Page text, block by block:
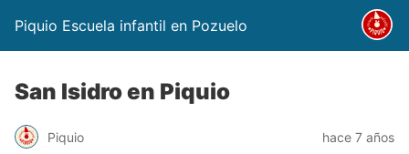
Piquio Escuela infantil en Pozuelo
San Isidro en Piquio
Piquio hace 7 años